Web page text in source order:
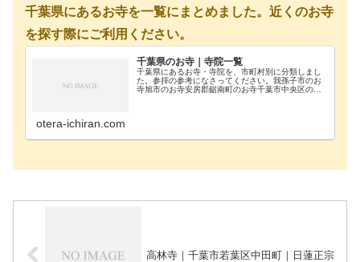
千葉県にあるお寺を一覧にまとめました。近くのお寺
を探す際にご利用ください。
千葉県のお寺｜寺院一覧
千葉県にあるお寺・寺院を、市町村別に分類しまし
た。参拝の参考になさってください。我孫子市のお
寺旭市のお寺安房郡鋸南町のお寺千葉市中央区のお
otera-ichiran.com
高林寺｜千葉市若葉区中田町｜日蓮正宗